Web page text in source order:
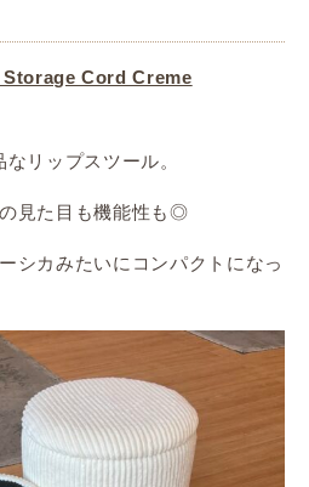
Storage Cord Creme
リップスツール。
見た目も機能性も◎
シカみたいにコンパクトになっ